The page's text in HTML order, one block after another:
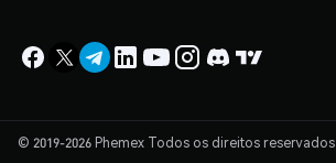
© 2019-2026 Phemex Todos os direitos reservados